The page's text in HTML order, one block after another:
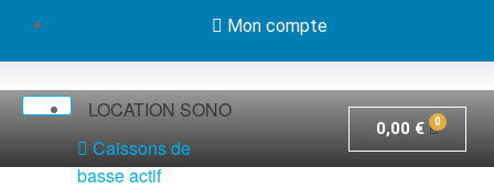
Mon compte
LOCATION SONO
Caissons de
basse actif
0,00 €